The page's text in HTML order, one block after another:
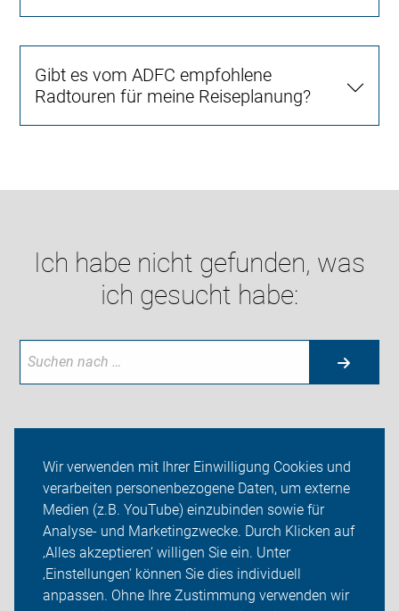
Wir verwenden mit Ihrer Einwilligung Cookies und
verarbeiten personenbezogene Daten, um externe
Medien (z.B. YouTube) einzubinden sowie für
Analyse- und Marketingzwecke. Durch Klicken auf
‚Alles akzeptieren‘ willigen Sie ein. Unter
‚Einstellungen‘ können Sie dies individuell
anpassen. Ohne Ihre Zustimmung verwenden wir
Gibt es vom ADFC empfohlene
Radtouren für meine Reiseplanung?
Ich habe nicht gefunden, was
ich gesucht habe:
Themen
ADFC Weimar - Weimarer Land
Sei dabei